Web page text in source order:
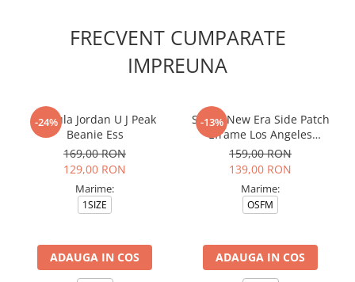
FRECVENT CUMPARATE
IMPREUNA
-24%
Caciula Jordan U J Peak
Beanie Ess
169,00 RON
129,00 RON
Marime:
1SIZE
ADAUGA IN COS
-13%
Sapca New Era Side Patch
Eframe Los Angeles
Dodgers Brs
159,00 RON
139,00 RON
Marime:
OSFM
ADAUGA IN COS